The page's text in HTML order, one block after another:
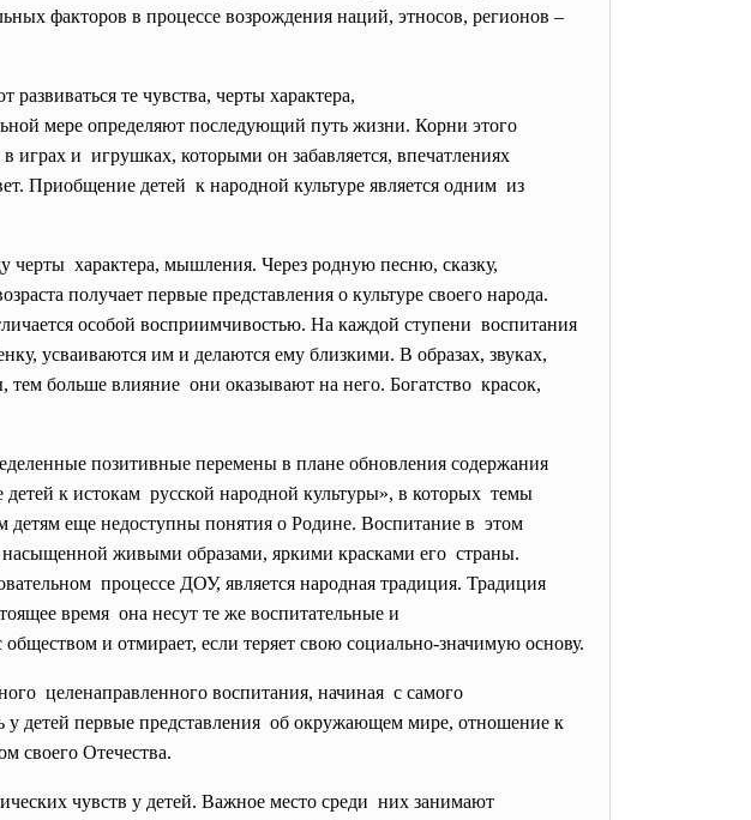
факторов в процессе возрождения наций, этносов, регионов –
те чувства, черты характера,
мере определяют последующий путь жизни. Корни этого
играх и игрушках, которыми он забавляется, впечатлениях
Приобщение детей к народной культуре является одним из
черты характера, мышления. Через родную песню, сказку,
получает первые представления о культуре своего народа.
особой восприимчивостью. На каждой ступени воспитания
усваиваются им и делаются ему близкими. В образах, звуках,
тем больше влияние они оказывают на него. Богатство красок,
позитивные перемены в плане обновления содержания
к истокам русской народной культуры», в которых темы
детям еще недоступны понятия о Родине. Воспитание в этом
насыщенной живыми образами, яркими красками его страны.
процессе ДОУ, является народная традиция. Традиция
время она несут те же воспитательные и
и отмирает, если теряет свою социально-значимую основу.
целенаправленного воспитания, начиная с самого
у детей первые представления об окружающем мире, отношение к
своего Отечества.
чувств у детей. Важное место среди них занимают